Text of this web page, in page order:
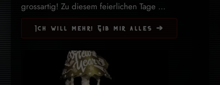
grossartig! Zu diesem feierlichen Tage ...
Ich will mehr! Gib mir alles ➔